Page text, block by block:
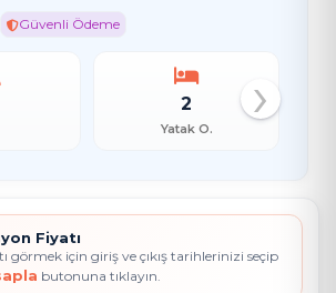
Güvenli Ödeme
2
Yatak O. ›
Fiyatı
görmek için giriş ve çıkış tarihlerinizi seçip
butonuna tıklayın.